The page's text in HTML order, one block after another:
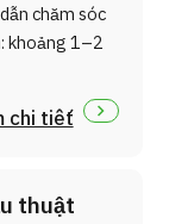
chăm sóc
khoảng 1–2
chi tiết
thuật